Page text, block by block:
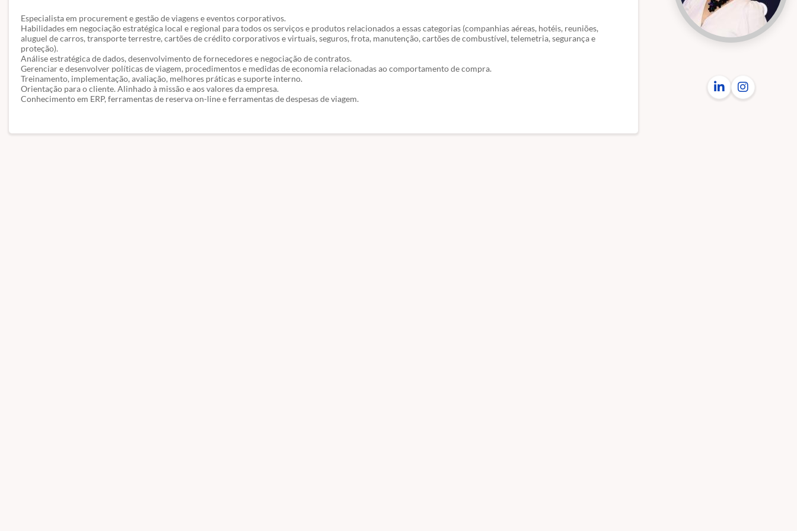
Especialista em procurement e gestão de viagens e eventos corporativos.
Habilidades em negociação estratégica local e regional para todos os serviços e produtos relacionados a essas categorias (companhias aéreas, hotéis, reuniões,
aluguel de carros, transporte terrestre, cartões de crédito corporativos e virtuais, seguros, frota, manutenção, cartões de combustível, telemetria, segurança e
proteção).
Análise estratégica de dados, desenvolvimento de fornecedores e negociação de contratos.
Gerenciar e desenvolver políticas de viagem, procedimentos e medidas de economia relacionadas ao comportamento de compra.
Treinamento, implementação, avaliação, melhores práticas e suporte interno.
Orientação para o cliente. Alinhado à missão e aos valores da empresa.
Conhecimento em ERP, ferramentas de reserva on-line e ferramentas de despesas de viagem.